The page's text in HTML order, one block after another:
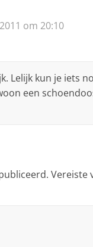
om 20:10
Lelijk kun je iets
een
Vereiste